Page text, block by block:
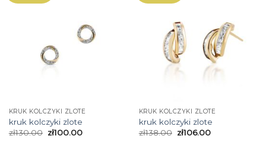
KRUK KOLCZYKI ZLOTE
kruk kolczyki zlote
zł130.00 zł100.00
KRUK KOLCZYKI ZLOTE
kruk kolczyki zlote
zł138.00 zł106.00